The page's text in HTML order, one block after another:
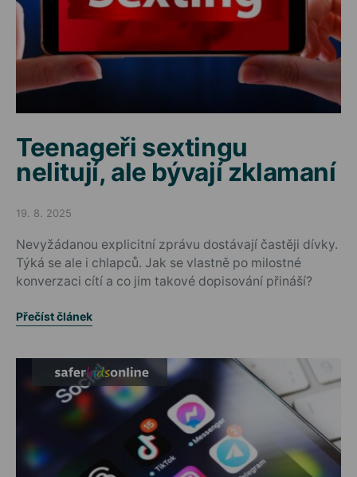
Teenageři sextingu
nelitují, ale bývají zklamaní
Posted on
19. 8. 2025
Nevyžádanou explicitní zprávu dostávají častěji dívky.
Týká se ale i chlapců. Jak se vlastně po milostné
konverzaci cítí a co jim takové dopisování přináší?
Přečíst článek